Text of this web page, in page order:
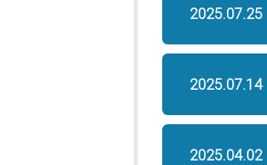
2025.07.25
2025.07.14
2025.04.02